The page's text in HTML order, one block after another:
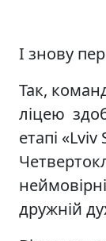
І знову
Так,
ліцею
етапі
дружній